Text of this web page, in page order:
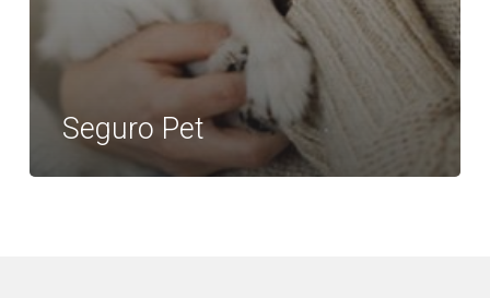
Seguro Pet